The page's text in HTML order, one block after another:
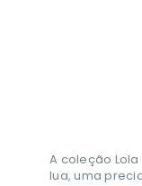
A coleção
lua, uma